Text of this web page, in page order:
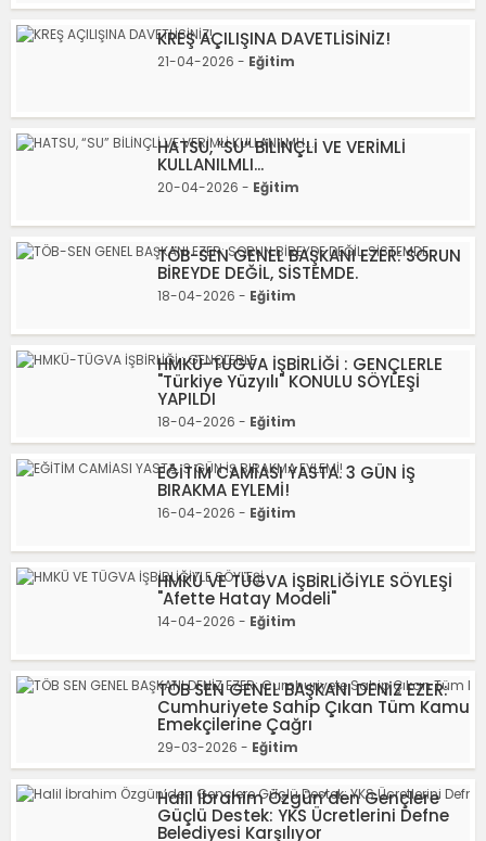
KREŞ AÇILIŞINA DAVETLİSİNİZ!
21-04-2026 - Eğitim
HATSU, “SU” BİLİNÇLİ VE VERİMLİ
KULLANILMLI...
20-04-2026 - Eğitim
TÖB-SEN GENEL BAŞKANI EZER: SORUN
BİREYDE DEĞİL, SİSTEMDE.
18-04-2026 - Eğitim
HMKÜ-TÜGVA İŞBİRLİĞİ : GENÇLERLE
"Türkiye Yüzyılı" KONULU SÖYLEŞİ
YAPILDI
18-04-2026 - Eğitim
EĞİTİM CAMİASI YASTA. 3 GÜN İŞ
BIRAKMA EYLEMİ!
16-04-2026 - Eğitim
HMKÜ VE TÜGVA İŞBİRLİĞİYLE SÖYLEŞİ
"Afette Hatay Modeli"
14-04-2026 - Eğitim
TÖB SEN GENEL BAŞKANI DENİZ EZER:
Cumhuriyete Sahip Çıkan Tüm Kamu
Emekçilerine Çağrı
29-03-2026 - Eğitim
Halil İbrahim Özgün’den Gençlere
Güçlü Destek: YKS Ücretlerini Defne
Belediyesi Karşılıyor